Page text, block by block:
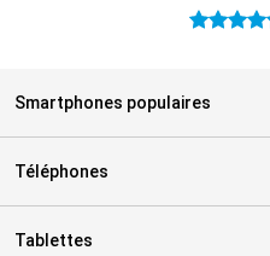
4.6 étoiles
Smartphones populaires
Téléphones
Tablettes